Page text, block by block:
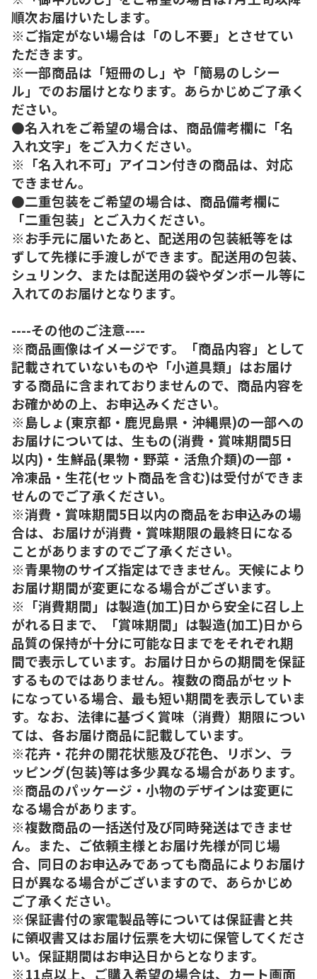
順次お届けいたします。
※ご指定がない場合は「のし不要」とさせてい
ただきます。
※一部商品は「短冊のし」や「簡易のしシー
ル」でのお届けとなります。あらかじめご了承く
ださい。
●名入れをご希望の場合は、商品備考欄に「名
入れ文字」をご入力ください。
※「名入れ不可」アイコン付きの商品は、対応
できません。
●二重包装をご希望の場合は、商品備考欄に
「二重包装」とご入力ください。
※お手元に届いたあと、配送用の包装紙等をは
ずして先様に手渡しができます。配送用の包装、
シュリンク、または配送用の袋やダンボール等に
入れてのお届けとなります。
----その他のご注意----
※商品画像はイメージです。「商品内容」として
記載されていないものや「小道具類」はお届け
する商品に含まれておりませんので、商品内容を
お確かめの上、お申込みください。
※島しょ(東京都・鹿児島県・沖縄県)の一部への
お届けについては、生もの(消費・賞味期間5日
以内)・生鮮品(果物・野菜・活魚介類)の一部・
冷凍品・生花(セット商品を含む)は受付ができま
せんのでご了承ください。
※消費・賞味期間5日以内の商品をお申込みの場
合は、お届けが消費・賞味期限の最終日になる
ことがありますのでご了承ください。
※青果物のサイズ指定はできません。天候により
お届け期間が変更になる場合がございます。
※「消費期間」は製造(加工)日から安全に召し上
がれる日まで、「賞味期間」は製造(加工)日から
品質の保持が十分に可能な日までをそれぞれ期
間で表示しています。お届け日からの期間を保証
するものではありません。複数の商品がセット
になっている場合、最も短い期間を表示していま
す。なお、法律に基づく賞味（消費）期限につい
ては、各お届け商品に記載しています。
※花卉・花弁の開花状態及び花色、リボン、ラ
ッピング(包装)等は多少異なる場合があります。
※商品のパッケージ・小物のデザインは変更に
なる場合があります。
※複数商品の一括送付及び同時発送はできませ
ん。また、ご依頼主様とお届け先様が同じ場
合、同日のお申込みであっても商品によりお届け
日が異なる場合がございますので、あらかじめ
ご了承ください。
※保証書付の家電製品等については保証書と共
に領収書又はお届け伝票を大切に保管してくださ
い。保証期間はお申込日からとなります。
※11点以上、ご購入希望の場合は、カート画面